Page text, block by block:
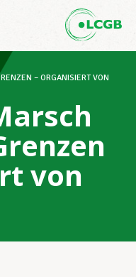
– ORGANISIERT VON
von